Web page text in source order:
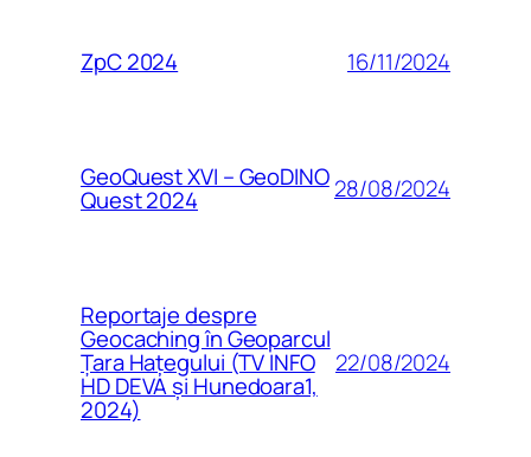
ZpC 2024 16/11/2024
GeoQuest XVI – GeoDINO
Quest 2024 28/08/2024
Reportaje despre
Geocaching în Geoparcul
Țara Hațegului (TV INFO
HD DEVA și Hunedoara1,
2024)
22/08/2024